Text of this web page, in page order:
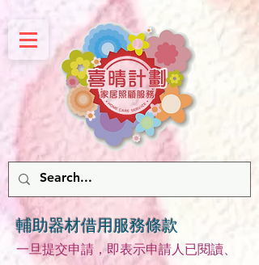
輔助器材借用服務條款
一旦提交申請，即表示申請人已閱讀、